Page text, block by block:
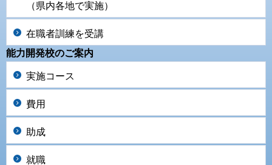
（県内各地で実施）
在職者訓練を受講
能力開発校のご案内
実施コース
費用
助成
就職